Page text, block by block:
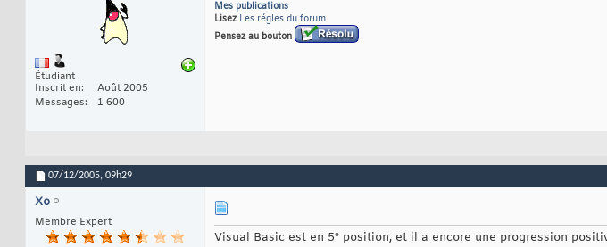
Étudiant
Inscrit en
Août 2005
Messages
1 600
Mes publications
Lisez Les régles du forum
Pensez au bouton
07/12/2005, 09h29
Xo
Membre Expert
Visual Basic est en 5° position, et il a encore une progression